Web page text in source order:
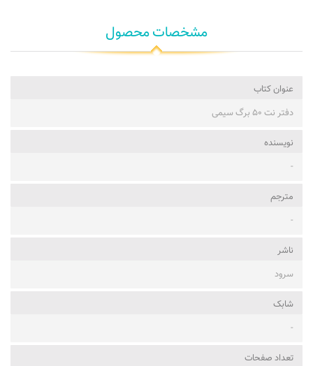
مشخصات محصول
عنوان کتاب
دفتر نت ۵۰ برگ سیمی
نویسنده
-
مترجم
-
ناشر
سرود
شابک
-
تعداد صفحات